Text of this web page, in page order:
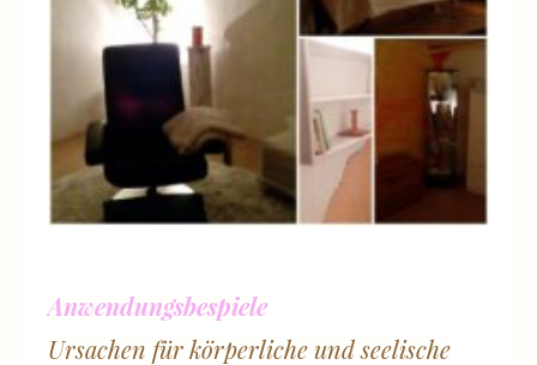
Anwendungsbespiele
Ursachen für körperliche und seelische